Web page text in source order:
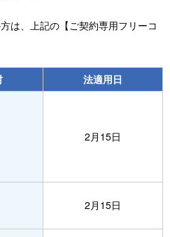
は、上記の【ご契約専用フリーコ
法適用日
2月15日
2月15日